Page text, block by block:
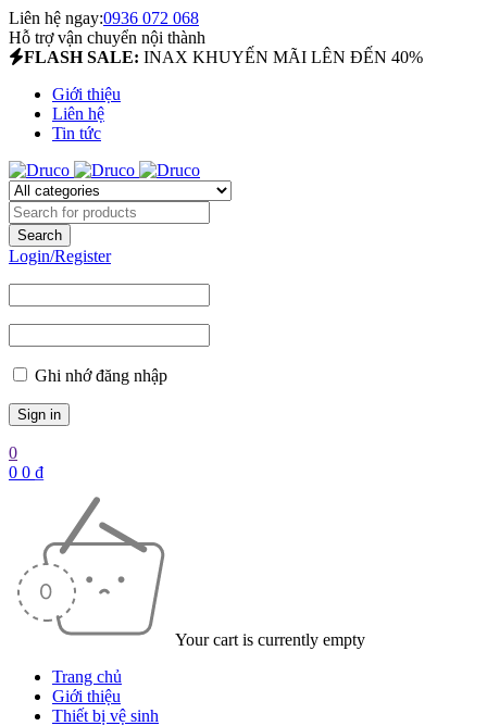
Liên hệ ngay:0936 072 068
Hỗ trợ vận chuyển nội thành
FLASH SALE: INAX KHUYẾN MÃI LÊN ĐẾN 40%
Giới thiệu
Liên hệ
Tin tức
Login/Register
Ghi nhớ đăng nhập
0
0 0 ₫
Your cart is currently empty
Trang chủ
Giới thiệu
Thiết bị vệ sinh